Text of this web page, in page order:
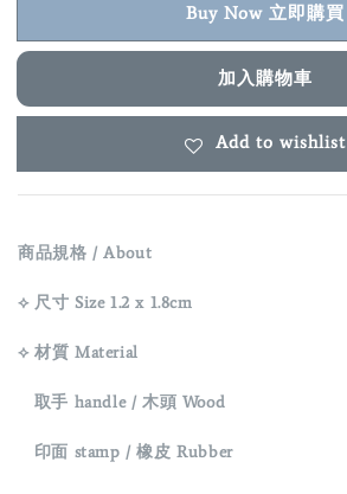
Buy Now 立即購買
加入購物車
Add to wishlist
商品規格 / About
⟡ 尺寸 Size 1.2 x 1.8cm
⟡ 材質 Material
取手 handle / 木頭 Wood
印面 stamp / 橡皮 Rubber